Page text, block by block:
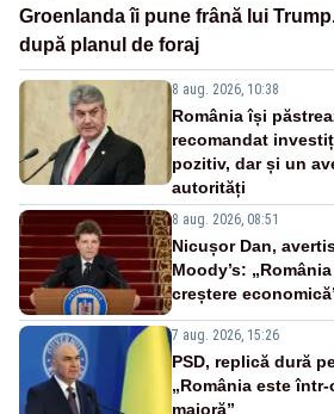
Groenlanda îi pune frână lui
după planul de foraj
8 aug. 2026, 10:38
România își
recomandat
pozitiv, dar și un
autorități
8 aug. 2026, 08:51
Nicușor Dan,
Moody’s:
creștere
7 aug. 2026, 15:26
PSD, replică dură
„România este
majoră”